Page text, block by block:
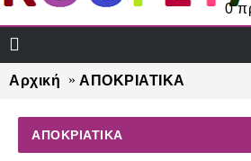
0
Αρχική ΑΠΟΚΡΙΑΤΙΚΑ
ΑΠΟΚΡΙΑΤΙΚΑ